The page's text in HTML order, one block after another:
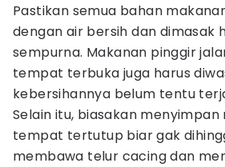
Pastikan semua bahan
dengan air bersih dan dimasak
sempurna. Makanan pinggir
tempat terbuka juga harus
kebersihannya belum tentu
Selain itu, biasakan menyimpan
tempat tertutup biar gak
membawa telur cacing dan